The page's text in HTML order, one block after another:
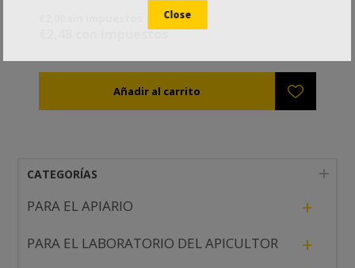
€2,48 con impuestos
CATEGORÍAS
PARA EL APIARIO +
PARA EL LABORATORIO DEL APICULTOR +